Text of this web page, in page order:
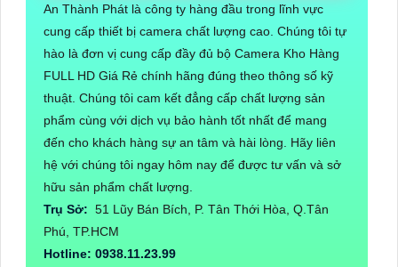
An Thành Phát là công ty hàng đầu trong lĩnh vực
cung cấp thiết bị camera chất lượng cao. Chúng tôi tự
hào là đơn vị cung cấp đầy đủ bộ Camera Kho Hàng
FULL HD Giá Rẻ chính hãng đúng theo thông số kỹ
thuật. Chúng tôi cam kết đẳng cấp chất lượng sản
phẩm cùng với dịch vụ bảo hành tốt nhất để mang
đến cho khách hàng sự an tâm và hài lòng. Hãy liên
hệ với chúng tôi ngay hôm nay để được tư vấn và sở
hữu sản phẩm chất lượng.
Trụ Sở: 51 Lũy Bán Bích, P. Tân Thới Hòa, Q.Tân
Phú, TP.HCM
Hotline: 0938.11.23.99